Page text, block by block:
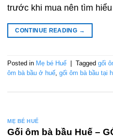
trước khi mua nên tìm
CONTINUE READING →
Posted in Mẹ bé Huế Tagged gối
ôm bà bầu ở huế, gối ôm bà bầu tại
MẸ BÉ HUẾ
Gối ôm bà bầu Huế –